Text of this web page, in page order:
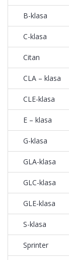
B-klasa
C-klasa
Citan
CLA – klasa
CLE-klasa
E – klasa
G-klasa
GLA-klasa
GLC-klasa
GLE-klasa
S-klasa
Sprinter